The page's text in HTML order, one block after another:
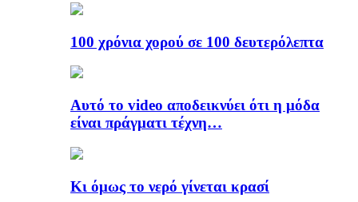
100 χρόνια χορού σε 100 δευτερόλεπτα
Αυτό το video αποδεικνύει ότι η μόδα
είναι πράγματι τέχνη…
Κι όμως το νερό γίνεται κρασί